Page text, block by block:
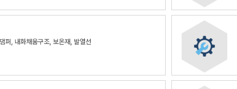
퍼, 내화채움구조, 보온재, 발열선